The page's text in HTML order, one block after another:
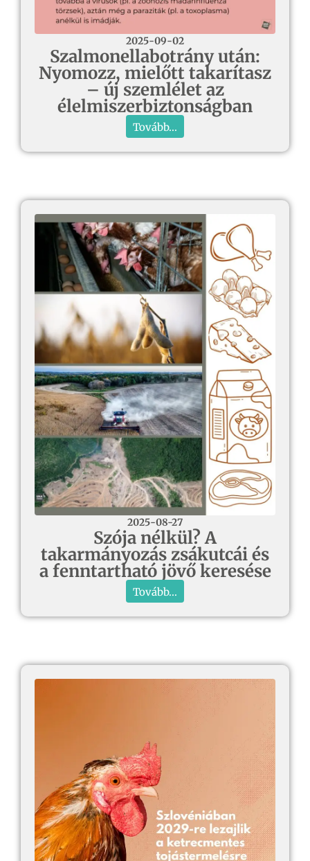
2025-09-02
Szalmonellabotrány után:
Nyomozz, mielőtt takarítasz
– új szemlélet az
élelmiszerbiztonságban
Tovább...
2025-08-27
Szója nélkül? A
takarmányozás zsákutcái és
a fenntartható jövő keresése
Tovább...